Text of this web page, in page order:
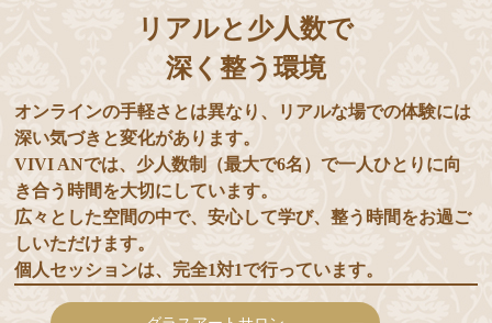
リアルと少人数で
深く整う環境
オンラインの手軽さとは異なり、リアルな場での体験には
深い気づきと変化があります。
VIVI ANでは、少人数制（最大で6名）で一人ひとりに向
き合う時間を大切にしています。
広々とした空間の中で、安心して学び、整う時間をお過ご
しいただけます。
個人セッションは、完全1対1で行っています。